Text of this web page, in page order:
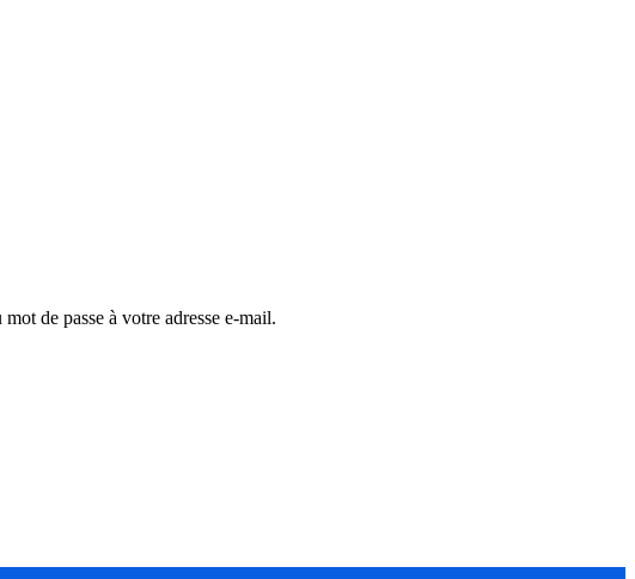
de passe à votre adresse e-mail.